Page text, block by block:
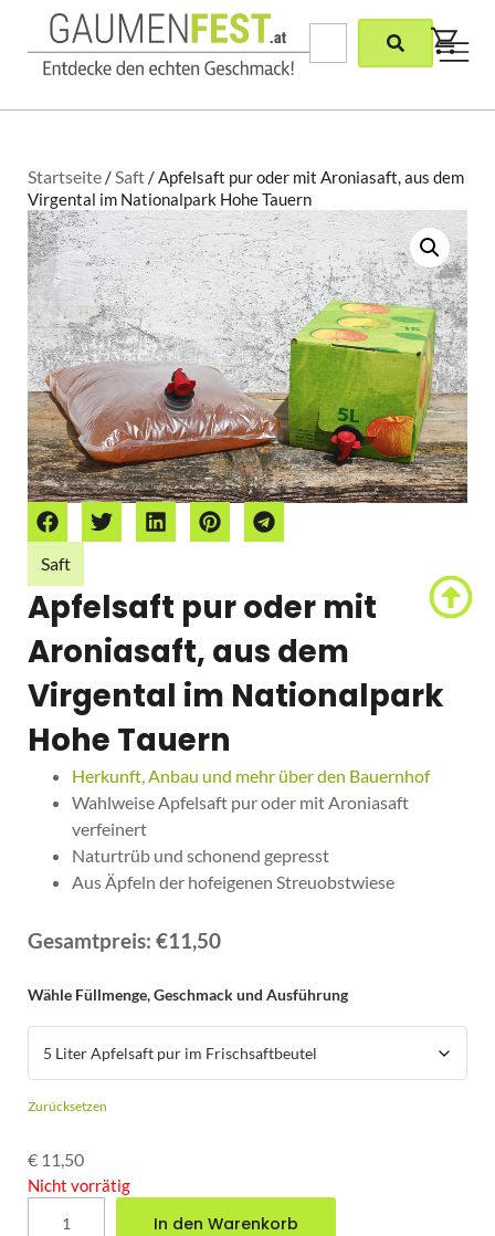
Startseite/Saft/ Apfelsaft pur oder mit Aroniasaft, aus dem
Virgental im Nationalpark Hohe Tauern
Saft
Apfelsaft pur oder mit
Aroniasaft, aus dem
Virgental im Nationalpark
Hohe Tauern
Herkunft, Anbau und mehr über den Bauernhof
Wahlweise Apfelsaft pur oder mit Aroniasaft
verfeinert
Naturtrüb und schonend gepresst
Aus Äpfeln der hofeigenen Streuobstwiese
ab €1,80
Gesamtpreis: €11,50
Wähle Füllmenge, Geschmack und Ausführung
Zurücksetzen
€ 11,50
Nicht vorrätig
In den Warenkorb